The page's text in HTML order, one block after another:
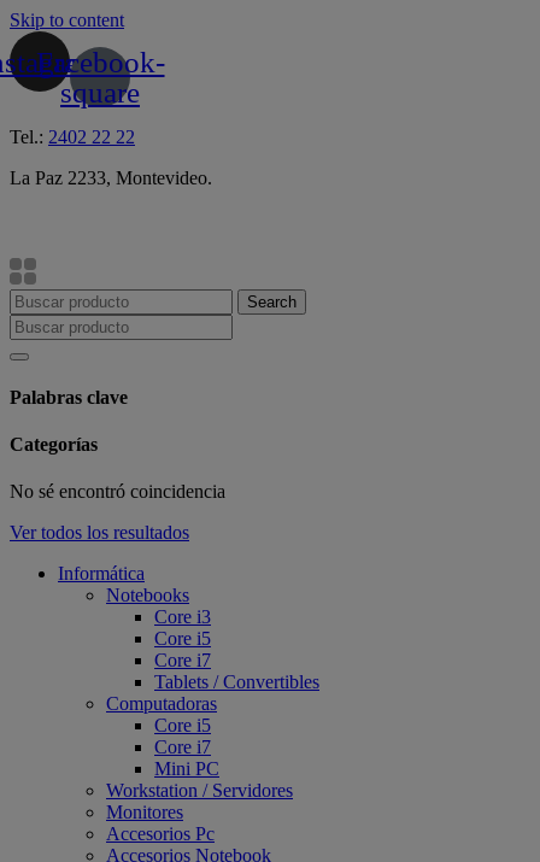
Skip to content
Facebook-
square
Tel.: 2402 22 22
La Paz 2233, Montevideo.
Search
Palabras clave
Categorías
No sé encontró coincidencia
Ver todos los resultados
Informática
Notebooks
Core i3
Core i5
Core i7
Tablets / Convertibles
Computadoras
Core i5
Core i7
Mini PC
Workstation / Servidores
Monitores
Accesorios Pc
Accesorios Notebook